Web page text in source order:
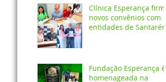
acadêmica
Clínica Esperança firma
novos convênios com
entidades de Santarém
Fundação Esperança é
homenageada na